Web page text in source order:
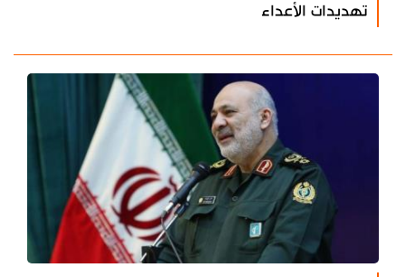
تهديدات الأعداء